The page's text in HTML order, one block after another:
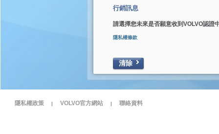
行銷訊息
請選擇您未來是否願意收到VOLVO認證
隱私權條款
清除
隱私權政策 | VOLVO官方網站 | 聯絡資料